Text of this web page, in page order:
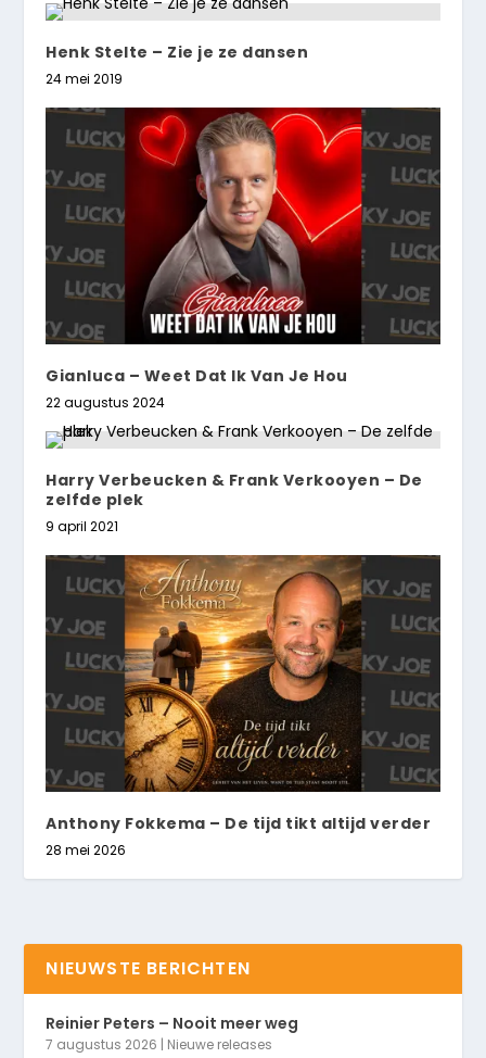
Henk Stelte – Zie je ze dansen
24 mei 2019
Gianluca – Weet Dat Ik Van Je Hou
22 augustus 2024
Harry Verbeucken & Frank Verkooyen – De
zelfde plek
9 april 2021
Anthony Fokkema – De tijd tikt altijd verder
28 mei 2026
NIEUWSTE BERICHTEN
Reinier Peters – Nooit meer weg
7 augustus 2026 | Nieuwe releases